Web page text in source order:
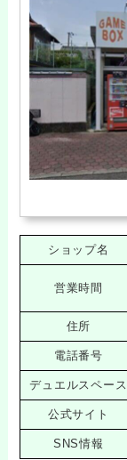
ショップ名
営業時間
住所
電話番号
デュエルスペース
公式サイト
SNS情報